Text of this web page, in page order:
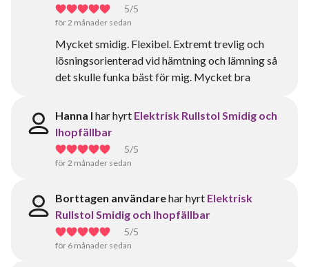
5/5
för 2 månader sedan
Mycket smidig. Flexibel. Extremt trevlig och
lösningsorienterad vid hämtning och lämning så
det skulle funka bäst för mig. Mycket bra
Hanna I har hyrt Elektrisk Rullstol Smidig och
Ihopfällbar
5/5
för 2 månader sedan
Borttagen användarehar hyrt Elektrisk
Rullstol Smidig och Ihopfällbar
5/5
för 6 månader sedan